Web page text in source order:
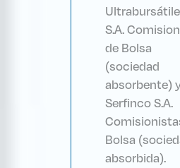
S.A.
de Bolsa
(sociedad
absorbente)
Serfinco S.A.
Bolsa
absorbida).